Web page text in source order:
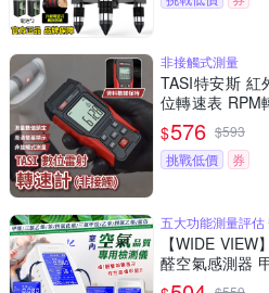
非接觸式測量
TASI特安斯 紅
位轉速表 RPM
錶 風扇轉速)
$576 $593
挑戰低價
券
五大功能測量評估
【WIDE
醛空氣感測器
潢 粉塵/101B)